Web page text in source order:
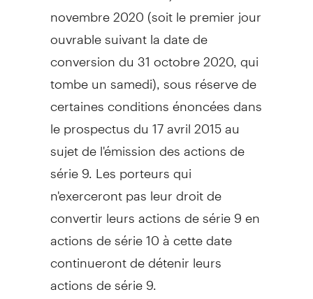
novembre 2020 (soit le premier jour
ouvrable suivant la date de
conversion du 31 octobre 2020, qui
tombe un samedi), sous réserve de
certaines conditions énoncées dans
le prospectus du 17 avril 2015 au
sujet de l'émission des actions de
série 9. Les porteurs qui
n'exerceront pas leur droit de
convertir leurs actions de série 9 en
actions de série 10 à cette date
continueront de détenir leurs
actions de série 9.